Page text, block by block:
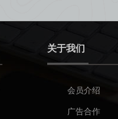
关于我们
会员介绍
广告合作